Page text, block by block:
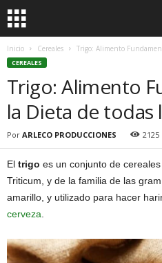
Inicio Cereales Trigo: Alimento
CEREALES
Trigo: Alimento
la Dieta de todas
Por ARLECO PRODUCCIONES 2125
El trigo es un conjunto de
Triticum, y de la familia de las
amarillo, y utilizado para hacer
cerveza